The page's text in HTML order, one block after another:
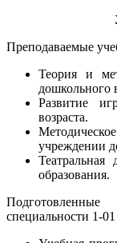
Преподаваемые
Теория и
дошкольного
Развитие
возраста.
учреждении
Театральная
образования.
Подготовленные
специальности 1-